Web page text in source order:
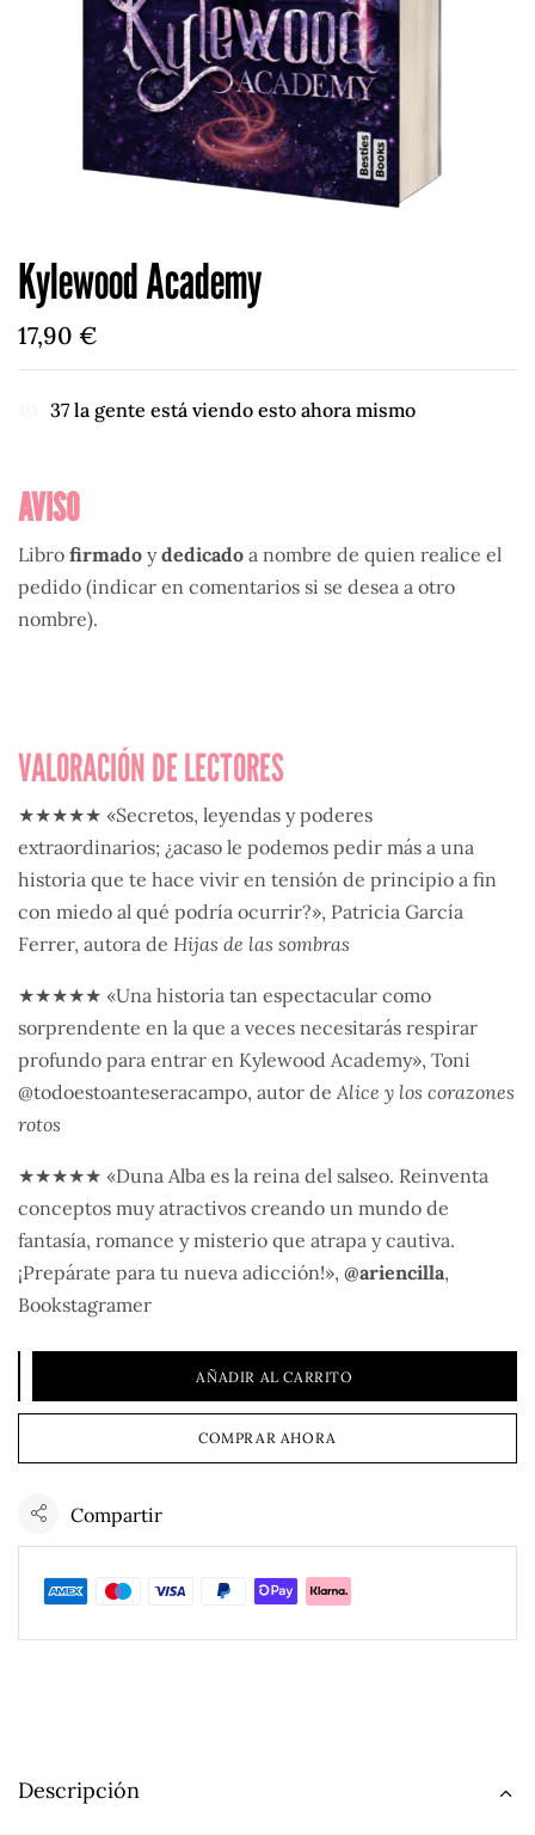
Kylewood Academy
17,90 €
37la gente está viendo esto ahora mismo
AVISO
Libro firmado ydedicado a nombre de quien realice el
pedido (indicar en comentarios si se desea a otro
nombre).
VALORACIÓN DE LECTORES
★★★★★ «Secretos, leyendas y poderes
extraordinarios; ¿acaso le podemos pedir más a una
historia que te hace vivir en tensión de principio a fin
con miedo al qué podría ocurrir?», Patricia García
Ferrer, autora de Hijas de las sombras
★★★★★ «Una historia tan espectacular como
sorprendente en la que a veces necesitarás respirar
profundo para entrar en Kylewood Academy», Toni
@todoestoanteseracampo, autor de Alice y los corazones
rotos
★★★★★ «Duna Alba es la reina del salseo. Reinventa
conceptos muy atractivos creando un mundo de
fantasía, romance y misterio que atrapa y cautiva.
¡Prepárate para tu nueva adicción!», @ariencilla,
Bookstagramer
AÑADIR AL CARRITO
COMPRAR AHORA
Compartir
Descripción